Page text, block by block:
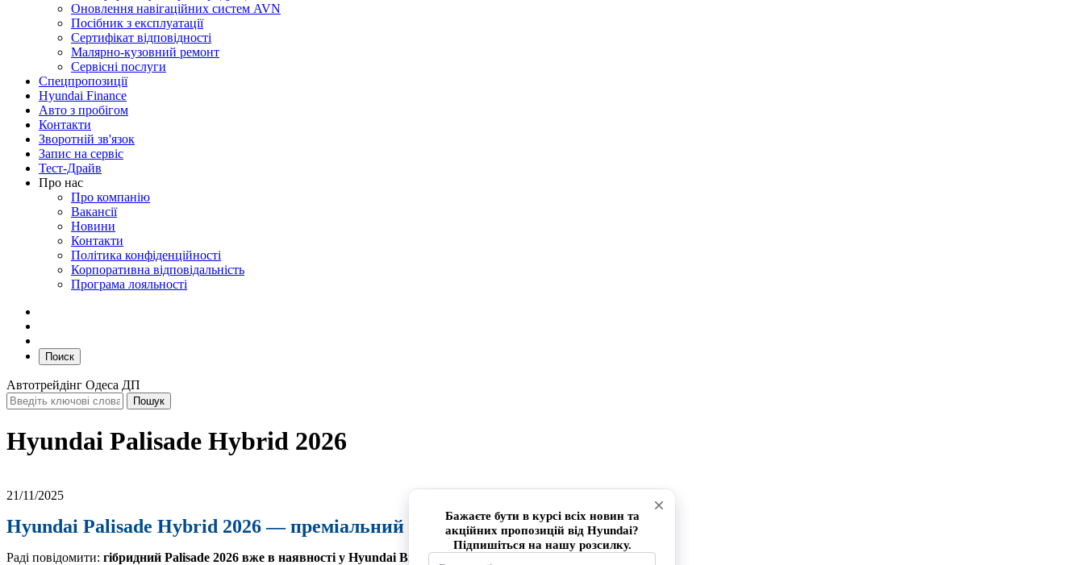
Оновлення навігаційних систем AVN
Посібник з експлуатації
Сертифікат відповідності
Малярно-кузовний ремонт
Сервісні послуги
Спецпропозиції
Hyundai Finance
Авто з пробігом
Контакти
Зворотній зв'язок
Запис на сервіс
Тест-Драйв
Про нас
Про компанію
Вакансії
Новини
Контакти
Політика конфіденційності
Корпоративна відповідальність
Програма лояльності
Поиск
Автотрейдінг Одеса ДП
Hyundai Palisade Hybrid 2026
21/11/2025
Hyundai Palisade Hybrid 2026 — преміальний SUV із гібридною силою!
Раді повідомити: гібридний Palisade 2026 вже в наявності у Hyundai Вінниця!